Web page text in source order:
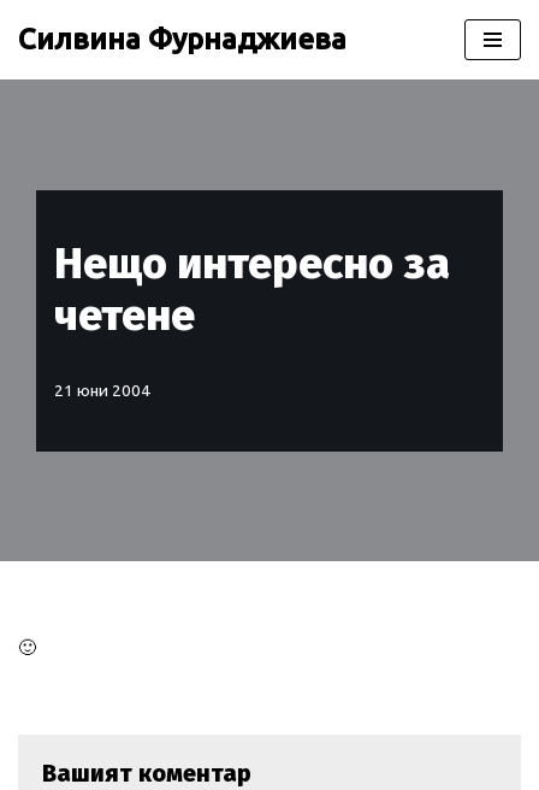
Силвина Фурнаджиева
Нещо интересно за
четене
21 юни 2004
🙂
Вашият коментар